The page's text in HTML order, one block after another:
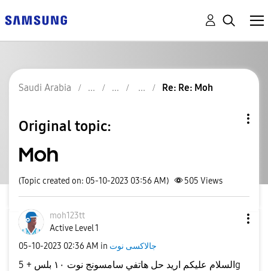
Saudi Arabia Re: Re: Moh
Original topic:
Moh
(Topic created on: 05-10-2023 03:56 AM) 505 Views
moh123tt
Active Level 1
‎05-10-2023 02:36 AM in جالاكسى نوت
السلام عليكم اريد حل هاتفي سامسونج نوت ١٠ بلس + 5g